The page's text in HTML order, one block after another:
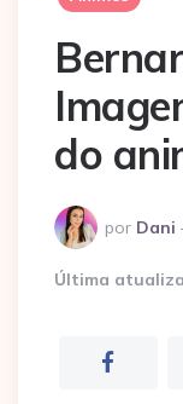
do
Postado
por
por Dani
Última